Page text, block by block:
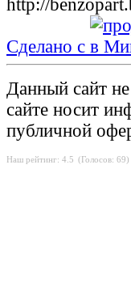
Сделано с
Данный сайт
сайте носит
публичной
Наш рейтинг: 4.5 (Голосов: 69